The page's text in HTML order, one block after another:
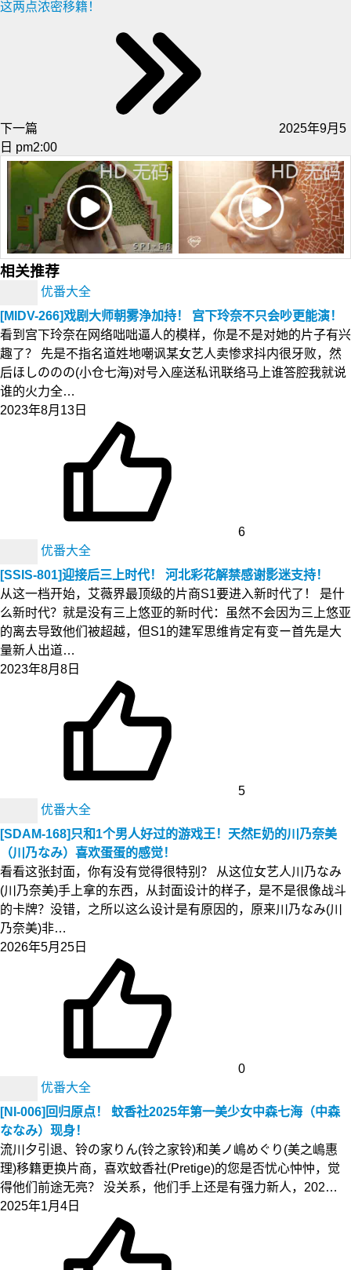
这两点浓密移籍！
下一篇
2025年9月5
日 pm2:00
相关推荐
优番大全
[MIDV-266]戏剧大师朝雾浄加持！ 宫下玲奈不只会吵更能演！
看到宫下玲奈在网络咄咄逼人的模样，你是不是对她的片子有兴
趣了？ 先是不指名道姓地嘲讽某女艺人卖惨求抖内很牙败，然
后ほしののの(小仓七海)对号入座送私讯联络马上谁答腔我就说
谁的火力全…
2023年8月13日
6
优番大全
[SSIS-801]迎接后三上时代！ 河北彩花解禁感谢影迷支持！
从这一档开始，艾薇界最顶级的片商S1要进入新时代了！ 是什
么新时代？就是没有三上悠亚的新时代：虽然不会因为三上悠亚
的离去导致他们被超越，但S1的建军思维肯定有变ー首先是大
量新人出道…
2023年8月8日
5
优番大全
[SDAM-168]只和1个男人好过的游戏王！天然E奶的川乃奈美
（川乃なみ）喜欢蛋蛋的感觉！
看看这张封面，你有没有觉得很特别？ 从这位女艺人川乃なみ
(川乃奈美)手上拿的东西，从封面设计的样子，是不是很像战斗
的卡牌？没错，之所以这么设计是有原因的，原来川乃なみ(川
乃奈美)非…
2026年5月25日
0
优番大全
[NI-006]回归原点！ 蚊香社2025年第一美少女中森七海（中森
ななみ）现身！
流川夕引退、铃の家りん(铃之家铃)和美ノ嶋めぐり(美之嶋惠
理)移籍更换片商，喜欢蚊香社(Pretige)的您是否忧心忡忡，觉
得他们前途无亮？ 没关系，他们手上还是有强力新人，202…
2025年1月4日